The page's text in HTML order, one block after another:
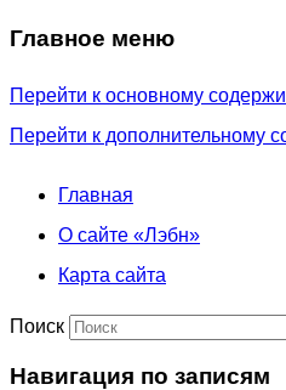
Главное меню
Перейти к основному
Перейти к дополнительному
Главная
О сайте «Лэбн»
Карта сайта
Поиск
Навигация по записям